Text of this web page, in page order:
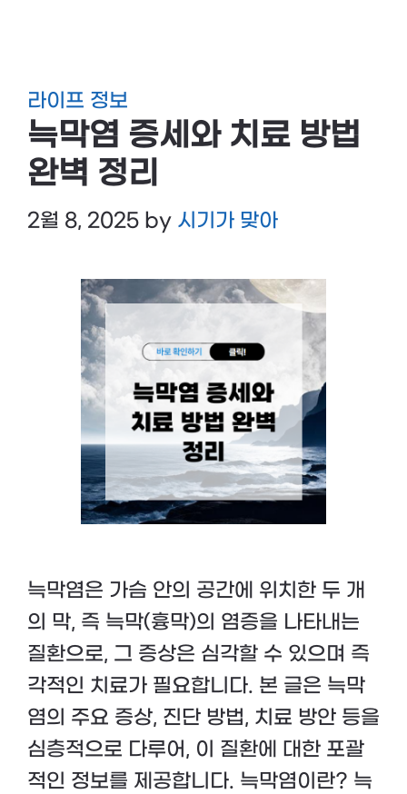
라이프 정보
늑막염 증세와 치료 방법
완벽 정리
2월 8, 2025 by 시기가 맞아
늑막염은 가슴 안의 공간에 위치한 두 개
의 막, 즉 늑막(흉막)의 염증을 나타내는
질환으로, 그 증상은 심각할 수 있으며 즉
각적인 치료가 필요합니다. 본 글은 늑막
염의 주요 증상, 진단 방법, 치료 방안 등을
심층적으로 다루어, 이 질환에 대한 포괄
적인 정보를 제공합니다. 늑막염이란? 늑